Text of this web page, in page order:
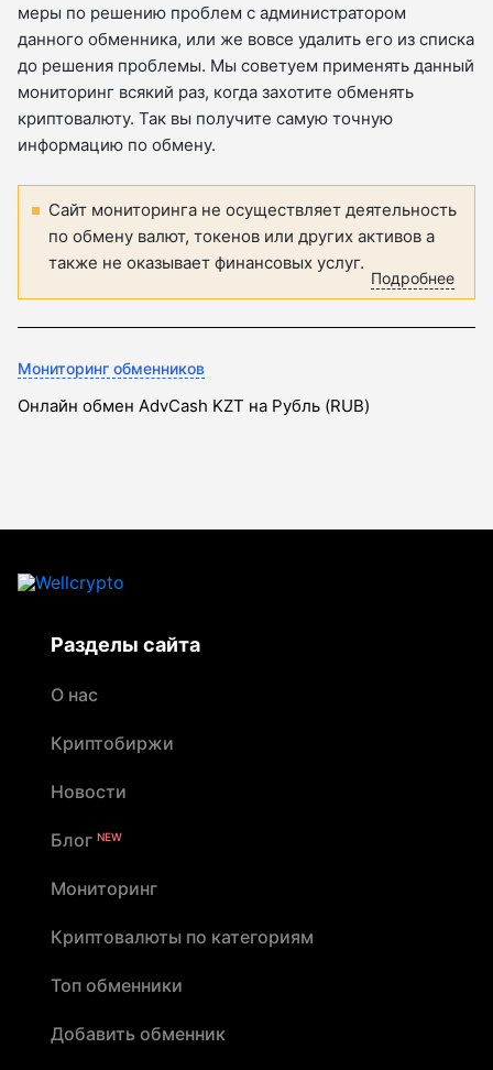
меры по решению проблем с администратором
данного обменника, или же вовсе удалить его из списка
до решения проблемы. Мы советуем применять данный
мониторинг всякий раз, когда захотите обменять
криптовалюту. Так вы получите самую точную
информацию по обмену.
Сайт мониторинга не осуществляет деятельность
по обмену валют, токенов или других активов а
также не оказывает финансовых услуг.
Подробнее
Мониторинг обменников
Онлайн обмен AdvCash KZT на Рубль (RUB)
Разделы сайта
О нас
Криптобиржи
Новости
Блог NEW
Мониторинг
Криптовалюты по категориям
Топ обменники
Добавить обменник